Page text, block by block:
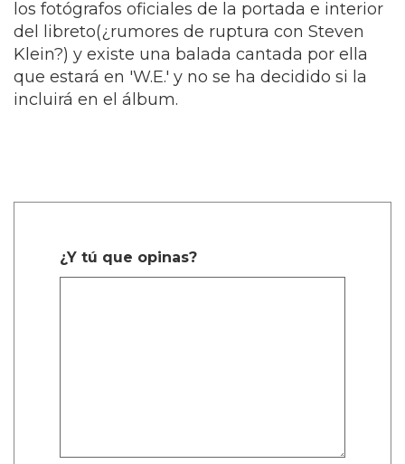
los fotógrafos oficiales de la portada e interior
del libreto(¿rumores de ruptura con Steven
Klein?) y existe una balada cantada por ella
que estará en 'W.E.' y no se ha decidido si la
incluirá en el álbum.
¿Y tú que opinas?